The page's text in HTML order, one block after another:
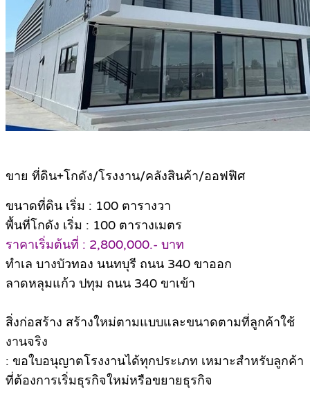
ขาย ที่ดิน+โกดัง/โรงงาน/คลังสินค้า/ออฟฟิศ
ขนาดที่ดิน เริ่ม : 100 ตารางวา
พื้นที่โกดัง เริ่ม : 100 ตารางเมตร
ราคาเริ่มต้นที่ : 2,800,000.- บาท
ทำเล บางบัวทอง นนทบุรี ถนน 340 ขาออก
ลาดหลุมแก้ว ปทุม ถนน 340 ขาเข้า
สิ่งก่อสร้าง สร้างใหม่ตามแบบและขนาดตามที่ลูกค้าใช้
งานจริง
: ขอใบอนุญาตโรงงานได้ทุกประเภท เหมาะสำหรับลูกค้า
ที่ต้องการเริ่มธุรกิจใหม่หรือขยายธุรกิจ